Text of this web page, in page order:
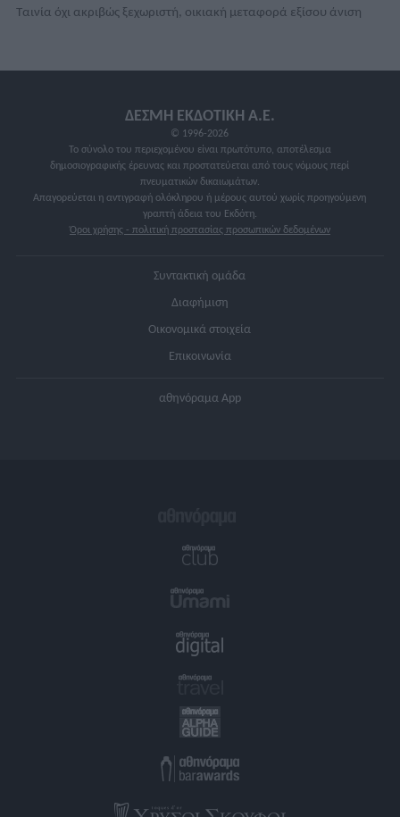
Ταινία όχι ακριβώς ξεχωριστή, οικιακή μεταφορά εξίσου άνιση
ΔΕΣΜΗ ΕΚΔΟΤΙΚΗ A.E.
© 1996-2026
Το σύνολο του περιεχομένου είναι πρωτότυπο, αποτέλεσμα
δημοσιογραφικής έρευνας και προστατεύεται από τους νόμους περί
πνευματικών δικαιωμάτων.
Απαγορεύεται η αντιγραφή ολόκληρου ή μέρους αυτού χωρίς προηγούμενη
γραπτή άδεια του Εκδότη.
Συντακτική ομάδα
Διαφήμιση
Οικονομικά στοιχεία
αθηνόραμα App